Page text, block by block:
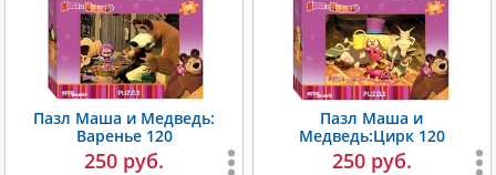
Пазл Маша и Медведь:
Варенье 120
250 руб.
Пазл Маша и
Медведь:Цирк 120
250 руб.